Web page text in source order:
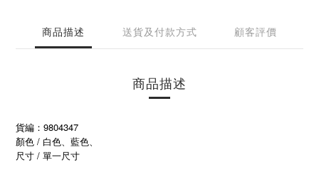
商品描述 送貨及付款方式 顧客評價
商品描述
貨編：9804347
顏色 / 白色、藍色、
尺寸 / 單一尺寸